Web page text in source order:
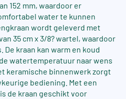
152 mm, waardoor er
water te kunnen
wordt geleverd met
35 cm x 3/8? wartel, waardoor
kraan kan warm en koud
watertemperatuur naar wens
keramische binnenwerk zorgt
bediening. Met een
de kraan geschikt voor